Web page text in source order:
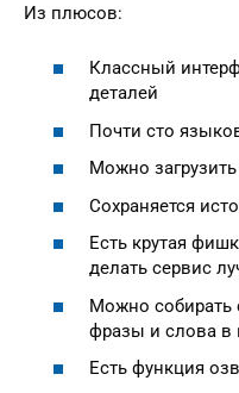
Из плюсов:
Классный
деталей
Почти сто
Можно
Сохраняется
Есть крутая
делать сервис
Можно собирать
фразы и слова в
Есть функция